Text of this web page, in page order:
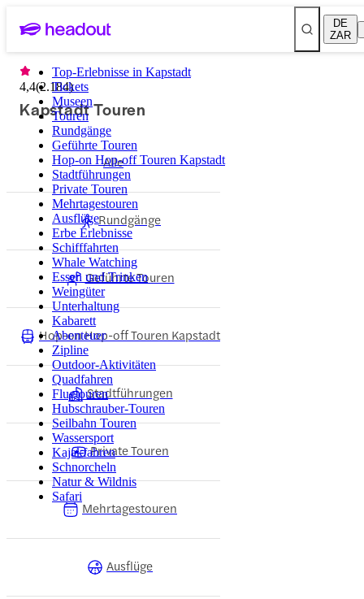
DE
ZAR
Top-Erlebnisse in Kapstadt
Tickets
Museen
Touren
Rundgänge
Geführte Touren
Hop-on Hop-off Touren Kapstadt
Stadtführungen
Private Touren
Mehrtagestouren
Ausflüge
Erbe Erlebnisse
Schifffahrten
Whale Watching
Essen und Trinken
Weingüter
Unterhaltung
Kabarett
Abenteuer
Zipline
Outdoor-Aktivitäten
Quadfahren
Flugtouren
Hubschrauber-Touren
Seilbahn Touren
Wassersport
Kajakfahren
Schnorcheln
Natur & Wildnis
Safari
4,4(2.184)
Kapstadt Touren
Alle
Rundgänge
Geführte Touren
Hop-on Hop-off Touren Kapstadt
Stadtführungen
Private Touren
Mehrtagestouren
Ausflüge